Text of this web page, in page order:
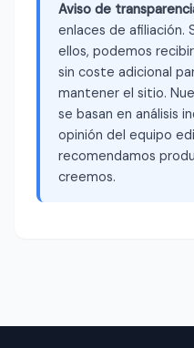
Aviso de
enlaces de afiliación.
ellos, podemos
sin coste adicional
mantener el sitio.
se basan en análisis
opinión del equipo
recomendamos
creemos.